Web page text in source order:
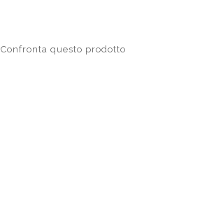
Confronta questo prodotto